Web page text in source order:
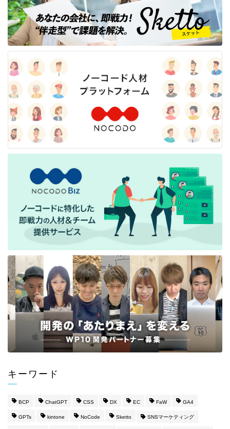
キーワード
BCP ChatGPT CSS DX EC FaW GA4
GPTs kintone NoCode Sketto SNSマーケティング